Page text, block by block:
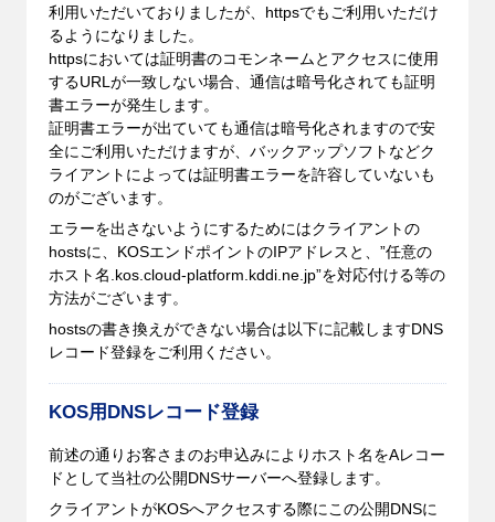
利用いただいておりましたが、httpsでもご利用いただけ
るようになりました。
httpsにおいては証明書のコモンネームとアクセスに使用
するURLが一致しない場合、通信は暗号化されても証明
書エラーが発生します。
証明書エラーが出ていても通信は暗号化されますので安
全にご利用いただけますが、バックアップソフトなどク
ライアントによっては証明書エラーを許容していないも
のがございます。
エラーを出さないようにするためにはクライアントの
hostsに、KOSエンドポイントのIPアドレスと、”任意の
ホスト名 .kos.cloud-platform.kddi.ne.jp”を対応付ける等の
方法がございます。
hostsの書き換えができない場合は以下に記載しますDNS
レコード登録をご利用ください。
KOS用DNSレコード登録
前述の通りお客さまのお申込みによりホスト名をAレコー
ドとして当社の公開DNSサーバーへ登録します。
クライアントがKOSへアクセスする際にこの公開DNSに